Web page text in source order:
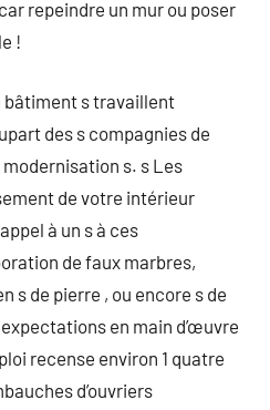
repeindre un mur ou poser
!
bâtiment s travaillent
des s compagnies de
s. s Les
de votre intérieur
à un s à ces
de faux marbres,
s de pierre , ou encore s de
en main d’œuvre
recense environ 1 quatre
d’ouvriers